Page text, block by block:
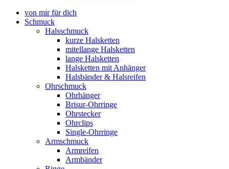
von mir für dich
Schmuck
Halsschmuck
kurze Halsketten
mitellange Halsketten
lange Halsketten
Halsketten mit Anhänger
Halsbänder & Halsreifen
Ohrschmuck
Ohrhänger
Brisur-Ohrringe
Ohrstecker
Ohrclips
Single-Ohrringe
Armschmuck
Armreifen
Armbänder